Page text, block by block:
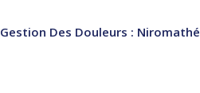
Gestion Des Douleurs : Niromathé